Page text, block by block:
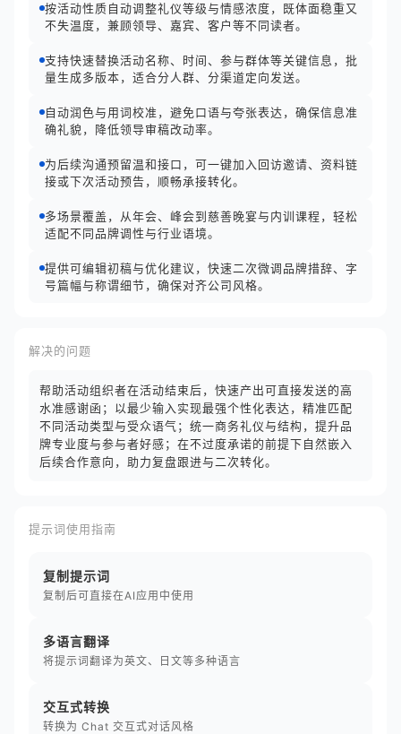
按活动性质自动调整礼仪等级与情感浓度，既体面稳重又
不失温度，兼顾领导、嘉宾、客户等不同读者。
支持快速替换活动名称、时间、参与群体等关键信息，批
量生成多版本，适合分人群、分渠道定向发送。
自动润色与用词校准，避免口语与夸张表达，确保信息准
确礼貌，降低领导审稿改动率。
为后续沟通预留温和接口，可一键加入回访邀请、资料链
接或下次活动预告，顺畅承接转化。
多场景覆盖，从年会、峰会到慈善晚宴与内训课程，轻松
适配不同品牌调性与行业语境。
提供可编辑初稿与优化建议，快速二次微调品牌措辞、字
号篇幅与称谓细节，确保对齐公司风格。
解决的问题
帮助活动组织者在活动结束后，快速产出可直接发送的高
水准感谢函；以最少输入实现最强个性化表达，精准匹配
不同活动类型与受众语气；统一商务礼仪与结构，提升品
牌专业度与参与者好感；在不过度承诺的前提下自然嵌入
后续合作意向，助力复盘跟进与二次转化。
提示词使用指南
复制提示词
复制后可直接在AI应用中使用
多语言翻译
将提示词翻译为英文、日文等多种语言
交互式转换
转换为 Chat 交互式对话风格